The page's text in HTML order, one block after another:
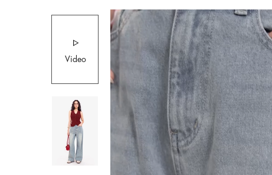
Video